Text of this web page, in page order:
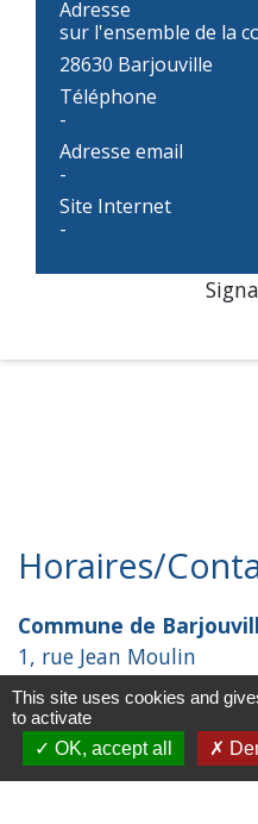
Adresse
sur l'ensemble de la
28630 Barjouville
Téléphone
-
Adresse email
-
Site Internet
-
Horaires/
Commune de
1, rue Jean Moulin
28630 Barjouville -
+33 2 37 34 30 04
Contact par formulaire
This site uses cookies and
to activate
OK, accept all